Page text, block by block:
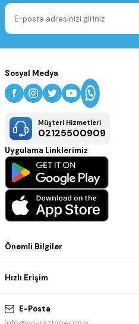
E-Posta
Önemli Bilgiler
Hızlı Erişim
Sosyal Medya
Müşteri Hizmetleri
02125500909
Uygulama Linklerimiz